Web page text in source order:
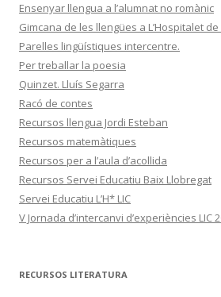
Ensenyar llengua a l’alumnat no romànic
Gimcana de les llengües a L’Hospitalet
Parelles lingüístiques intercentre.
Per treballar la poesia
Quinzet. Lluís Segarra
Racó de contes
Recursos llengua Jordi Esteban
Recursos matemàtiques
Recursos per a l’aula d’acollida
Recursos Servei Educatiu Baix Llobregat
Servei Educatiu L’H* LIC
V Jornada d’intercanvi d’experiències LIC
RECURSOS LITERATURA